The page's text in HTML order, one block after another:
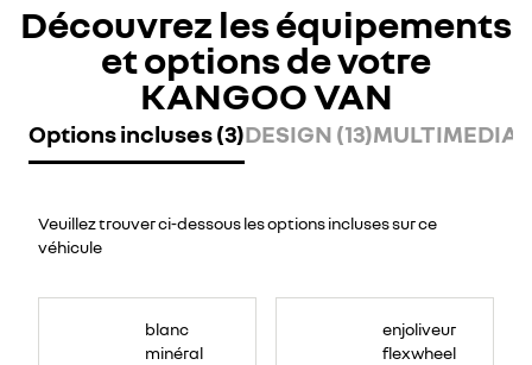
Découvrez les équipements
et options de votre
KANGOO VAN
Options incluses (3)DESIGN (13)MULTIMEDIA
Veuillez trouver ci-dessous les options incluses sur ce
véhicule
blanc
minéral
enjoliveur
flexwheel